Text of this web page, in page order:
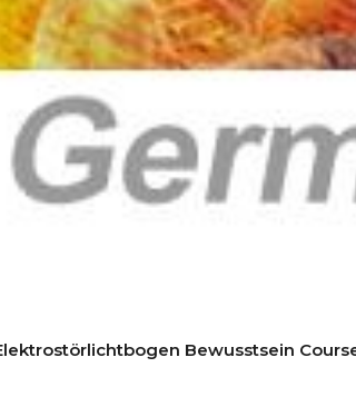
Bewusstsein